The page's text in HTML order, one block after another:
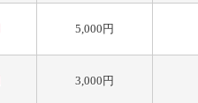
5,000円
3,000円